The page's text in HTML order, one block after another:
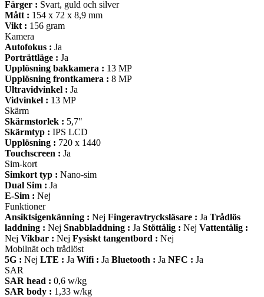
Färger : Svart, guld och silver
Mått : 154 x 72 x 8,9 mm
Vikt : 156 gram
Kamera
Autofokus : Ja
Porträttläge : Ja
Upplösning bakkamera : 13 MP
Upplösning frontkamera : 8 MP
Ultravidvinkel : Ja
Vidvinkel : 13 MP
Skärm
Skärmstorlek : 5,7"
Skärmtyp : IPS LCD
Upplösning : 720 x 1440
Touchscreen : Ja
Sim-kort
Simkort typ : Nano-sim
Dual Sim : Ja
E-Sim : Nej
Funktioner
Ansiktsigenkänning : Nej Fingeravtrycksläsare : Ja Trådlös
laddning : Nej Snabbladdning : Ja Stöttålig : Nej Vattentålig :
Nej Vikbar : Nej Fysiskt tangentbord : Nej
Mobilnät och trådlöst
5G : Nej LTE : Ja Wifi : Ja Bluetooth : Ja NFC : Ja
SAR
SAR head : 0,6 w/kg
SAR body : 1,33 w/kg